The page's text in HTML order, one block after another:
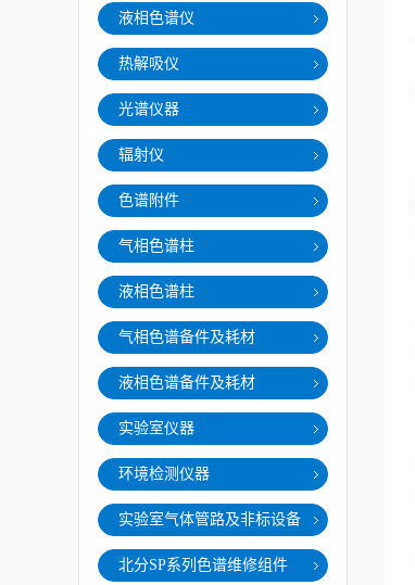
液相色谱仪
热解吸仪
光谱仪器
辐射仪
色谱附件
气相色谱柱
液相色谱柱
气相色谱备件及耗材
液相色谱备件及耗材
实验室仪器
环境检测仪器
实验室气体管路及非标设备
北分SP系列色谱维修组件